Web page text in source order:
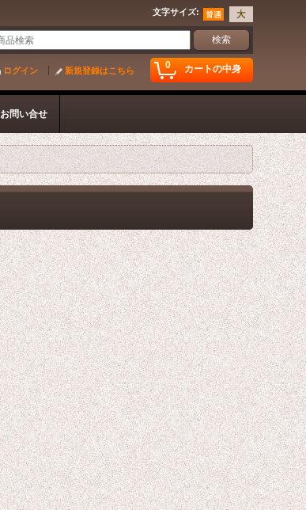
文字サイズ:
0 カートの中身
ログイン 新規登録はこちら
お問い合せ